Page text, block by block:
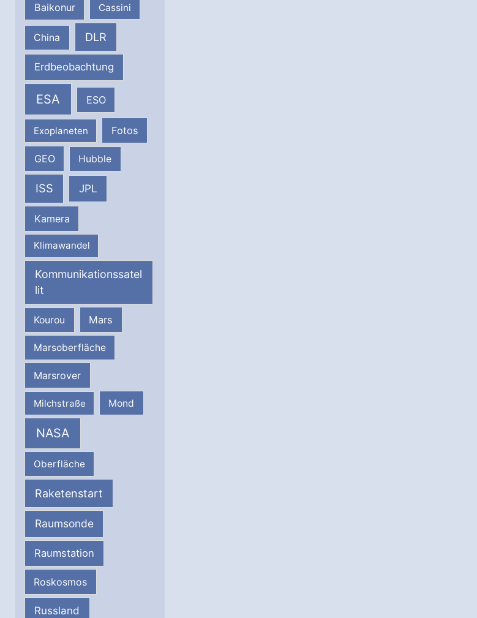
Baikonur Cassini
China DLR
Erdbeobachtung
ESA ESO
Exoplaneten Fotos
GEO Hubble
ISS JPL
Kamera
Klimawandel
Kommunikationssatel
lit
Kourou Mars
Marsoberfläche
Marsrover
Milchstraße Mond
NASA
Oberfläche
Raketenstart
Raumsonde
Raumstation
Roskosmos
Russland